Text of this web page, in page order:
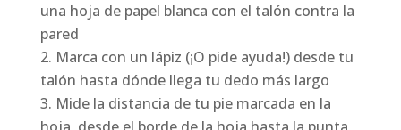
una hoja de papel blanca con el talón contra la
pared
Marca con un lápiz (¡O pide ayuda!) desde tu
talón hasta dónde llega tu dedo más largo
Mide la distancia de tu pie marcada en la